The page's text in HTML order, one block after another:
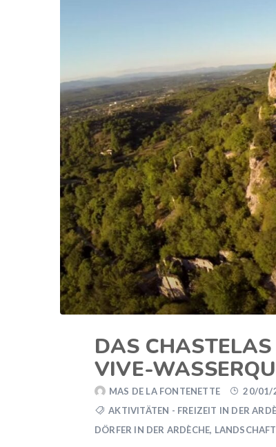
DAS
VIVE-
MAS DE LA FONTENETTE
20/01/
AKTIVITÄTEN - FREIZEIT IN DER
DÖRFER IN DER ARDÈCHE,